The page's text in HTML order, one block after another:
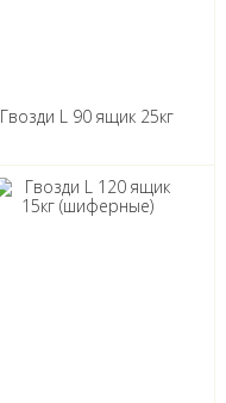
Гвозди L 90 ящик 25кг